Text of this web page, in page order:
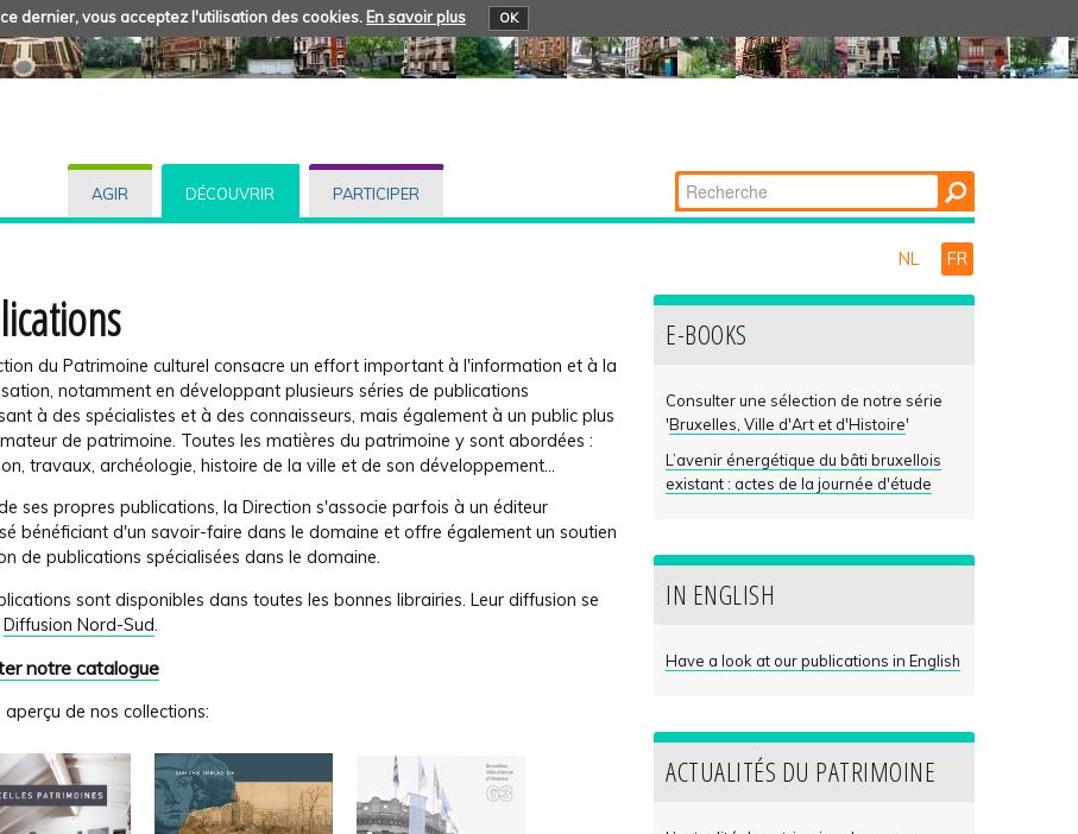
dernier, vous acceptez l'utilisation des cookies. En savoir plus OK
AGIR DÉCOUVRIR PARTICIPER Chercher par
Recherche
NL FR
du Patrimoine culturel consacre un effort important à l'information et à la
notamment en développant plusieurs séries de publications
à des spécialistes et à des connaisseurs, mais également à un public plus
de patrimoine. Toutes les matières du patrimoine y sont abordées :
travaux, archéologie, histoire de la ville et de son développement...
ses propres publications, la Direction s'associe parfois à un éditeur
bénéficiant d'un savoir-faire dans le domaine et offre également un soutien
de publications spécialisées dans le domaine.
sont disponibles dans toutes les bonnes librairies. Leur diffusion se
Diffusion Nord-Sud.
notre catalogue
aperçu de nos collections:
E-BOOKS
Consulter une sélection de notre série
'Bruxelles, Ville d'Art et d'Histoire'
L’avenir énergétique du bâti bruxellois
existant : actes de la journée d'étude
IN ENGLISH
Have a look at our publications in English
ACTUALITÉS DU PATRIMOINE